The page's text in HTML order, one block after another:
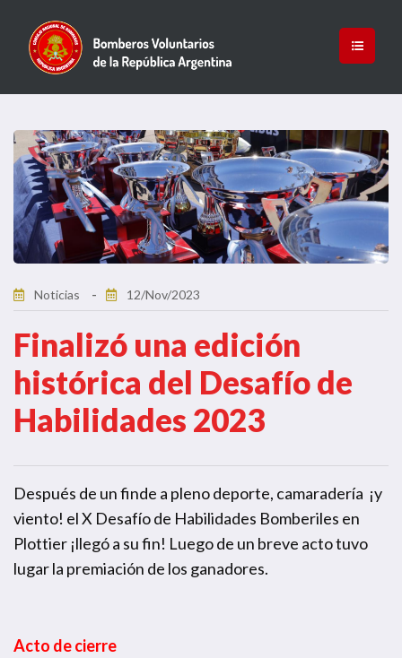
Noticias 12/Nov/2023
Finalizó una edición
histórica del Desafío de
Habilidades 2023
Después de un finde a pleno deporte, camaradería ¡y
viento! el X Desafío de Habilidades Bomberiles en
Plottier ¡llegó a su fin! Luego de un breve acto tuvo
lugar la premiación de los ganadores.
Acto de cierre